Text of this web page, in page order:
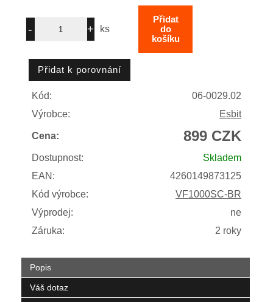
ks
Kód:
06-0029.02
Výrobce:
Esbit
Cena: 899 CZK
Dostupnost:
Skladem
EAN:
4260149873125
Kód výrobce:
VF1000SC-BR
Výprodej:
ne
Záruka:
2 roky
Popis
Váš dotaz